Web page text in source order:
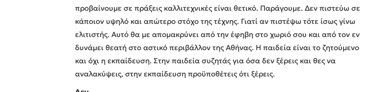
προβαίνουμε σε πράξεις καλλιτεχνικές είναι θετικό. Παράγουμε. Δεν πιστεύω σε
κάποιον υψηλό και απώτερο στόχο της τέχνης. Γιατί αν πιστέψω τότε ίσως γίνω
ελιτιστής. Αυτό θα με απομακρύνει από την έφηβη στο χωριό σου και από τον εν
δυνάμει θεατή στο αστικό περιβάλλον της Αθήνας. Η παιδεία είναι το ζητούμενο
και όχι η εκπαίδευση. Στην παιδεία συζητάς για όσα δεν ξέρεις και θες να
αναλακύψεις, στην εκπαίδευση προϋποθέτεις ότι ξέρεις.